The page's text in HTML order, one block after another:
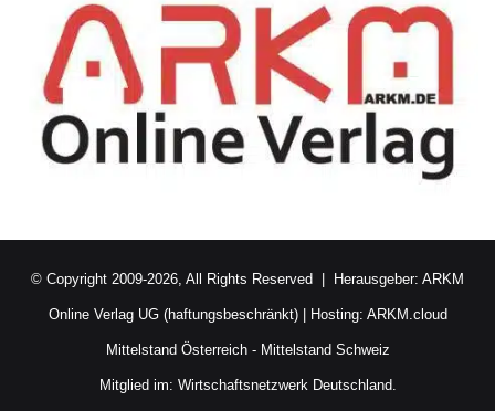
© Copyright 2009-2026, All Rights Reserved | Herausgeber: ARKM
Online Verlag UG (haftungsbeschränkt)| Hosting: ARKM.cloud
Mittelstand Österreich- Mittelstand Schweiz
Mitglied im: Wirtschaftsnetzwerk Deutschland.